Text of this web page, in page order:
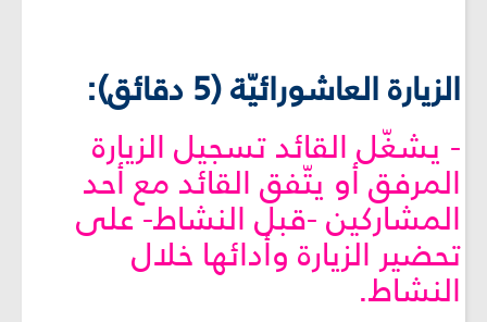
الزيارة العاشورائيّة (5 دقائق):
- يشغّل القائد تسجيل الزيارة
المرفق أو يتّفق القائد مع أحد
المشاركين -قبل النشاط- على
تحضير الزيارة وأدائها خلال
النشاط.